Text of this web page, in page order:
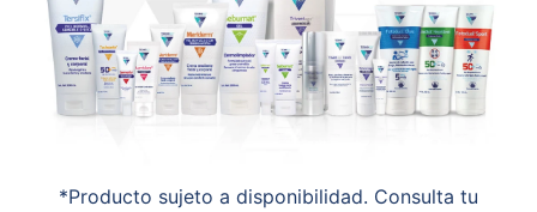
*Producto sujeto a disponibilidad. Consulta tu